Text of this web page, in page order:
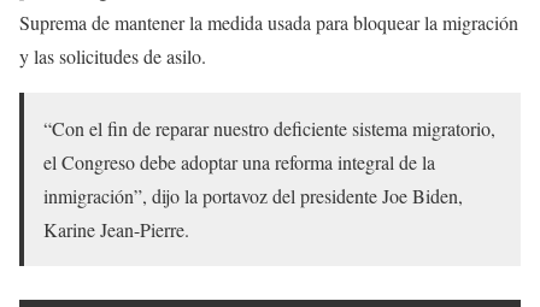
Suprema de mantener la medida usada para bloquear la migración
y las solicitudes de asilo.
“Con el fin de reparar nuestro deficiente sistema migratorio,
el Congreso debe adoptar una reforma integral de la
inmigración”, dijo la portavoz del presidente Joe Biden,
Karine Jean-Pierre.